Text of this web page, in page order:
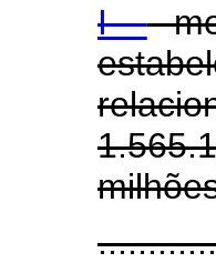
I -